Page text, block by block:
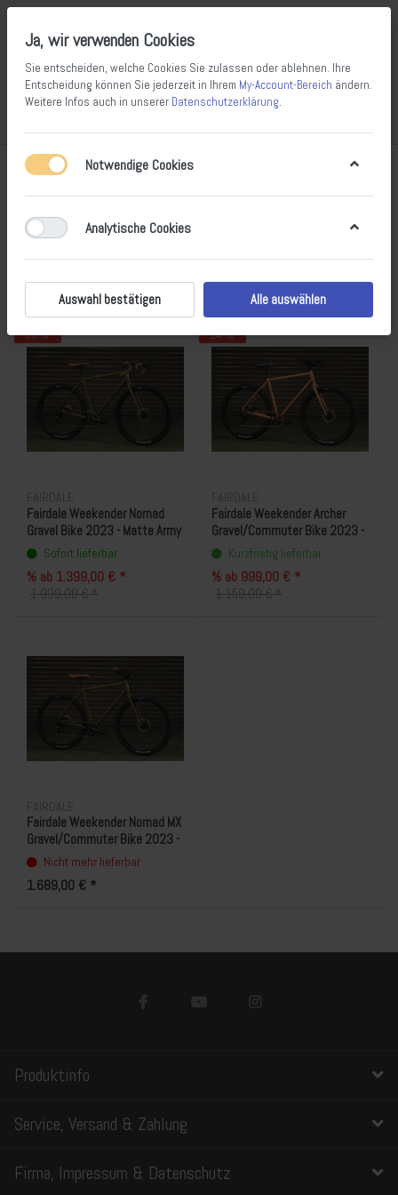
Produkte markiert mit
Filtern Sortieren
- 30 %
FAIRDALE
Fairdale Weekender Nomad
Gravel Bike 2023 - Matte Army
GreenSofort lieferbar
% ab 1.399,00 € *
1.999,00 € *
- 14 %
FAIRDALE
Fairdale Weekender Archer
Gravel/Commuter Bike 2023 -
Matte Coral Red
Kurzfristig lieferbar
% ab 999,00 € *
1.159,00 € *
FAIRDALE
Fairdale Weekender Nomad MX
Gravel/Commuter Bike 2023 -
Matte Army Green
Nicht mehr lieferbar
1.689,00 € *
Produktinfo
Service, Versand & Zahlung
Firma, Impressum & Datenschutz
Ja, wir verwenden Cookies
Sie entscheiden, welche Cookies Sie zulassen oder ablehnen. Ihre
Entscheidung können Sie jederzeit in Ihrem My-Account-Bereich ändern.
Weitere Infos auch in unserer Datenschutzerklärung.
Notwendige Cookies
Analytische Cookies
Auswahl bestätigen Alle auswählen